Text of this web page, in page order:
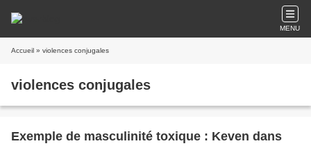
MENU
Accueil » violences conjugales
violences conjugales
Exemple de masculinité toxique : Keven dans